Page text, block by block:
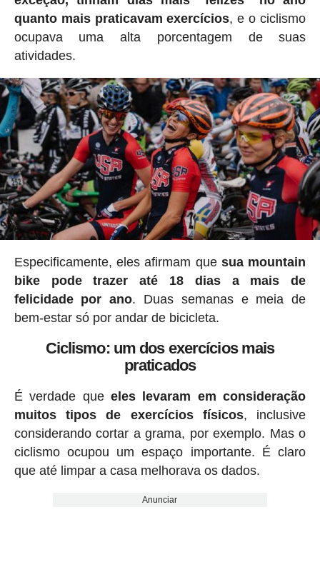
quanto mais praticavam exercícios, e o ciclismo
ocupava uma alta porcentagem de suas
atividades.
Especificamente, eles afirmam que sua mountain
bike pode trazer até 18 dias a mais de
felicidade por ano. Duas semanas e meia de
bem-estar só por andar de bicicleta.
Ciclismo: um dos exercícios mais
praticados
É verdade que eles levaram em consideração
muitos tipos de exercícios físicos, inclusive
considerando cortar a grama, por exemplo. Mas o
ciclismo ocupou um espaço importante. É claro
que até limpar a casa melhorava os dados.
Anunciar